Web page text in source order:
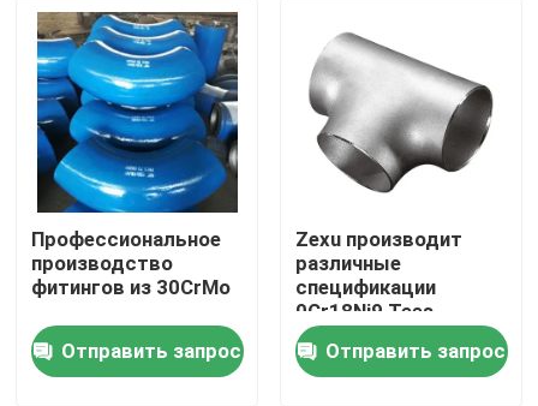
Профессиональное
производство
фитингов из 30CrMo
Отправить запрос
Zexu производит
различные
спецификации
0Cr18Ni9 Tees
Отправить запрос